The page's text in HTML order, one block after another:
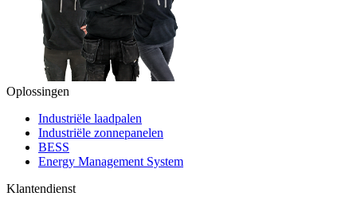
Oplossingen
Industriële laadpalen
Industriële zonnepanelen
BESS
Energy Management System
Klantendienst